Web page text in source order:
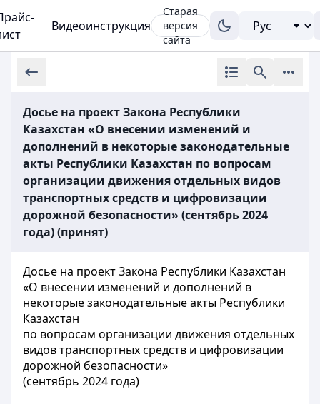
Видеоинструкция
Старая
версия
сайта
Досье на проект Закона Республики
Казахстан «О внесении изменений и
дополнений в некоторые законодательные
акты Республики Казахстан по вопросам
организации движения отдельных видов
транспортных средств и цифровизации
дорожной безопасности» (сентябрь 2024
года) (принят)
Досье на проект Закона Республики Казахстан
«О внесении изменений и дополнений в
некоторые законодательные акты Республики
Казахстан
по вопросам организации движения отдельных
видов транспортных средств и цифровизации
дорожной безопасности»
(сентябрь 2024 года)